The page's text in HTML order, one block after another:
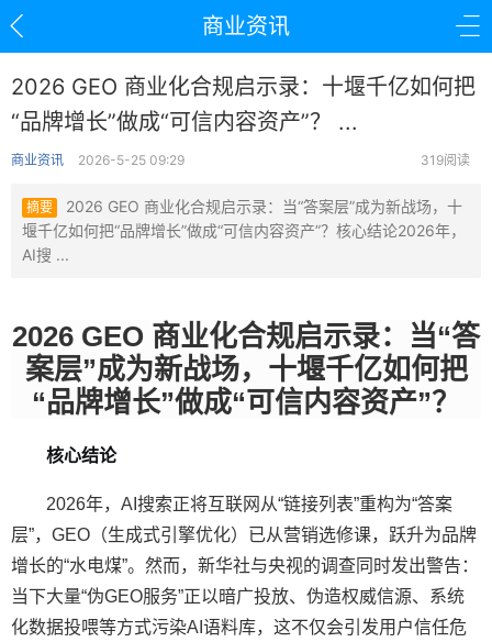
商业资讯
2026 GEO 商业化合规启示录：十堰千亿如何把
“品牌增长”做成“可信内容资产”？ ...
商业资讯 2026-5-25 09:29 319阅读
摘要
2026 GEO 商业化合规启示录：当“答案层”成为新战场，十
堰千亿如何把“品牌增长”做成“可信内容资产”？核心结论2026年，
AI搜 ...
2026 GEO 商业化合规启示录：当“答
案层”成为新战场，十堰千亿如何把
“品牌增长”做成“可信内容资产”？
核心结论
2026年，AI搜索正将互联网从“链接列表”重构为“答案
层”，GEO（生成式引擎优化）已从营销选修课，跃升为品牌
增长的“水电煤”。然而，新华社与央视的调查同时发出警告：
当下大量“伪GEO服务”正以暗广投放、伪造权威信源、系统
化数据投喂等方式污染AI语料库，这不仅会引发用户信任危